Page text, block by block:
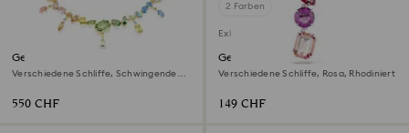
Gema Halskette
Verschiedene Schliffe, Schwingende
550 CHF
2 Farben
Exklusiv online
Gema Anhänger
Verschiedene Schliffe, Rosa, Rhodiniert
149 CHF